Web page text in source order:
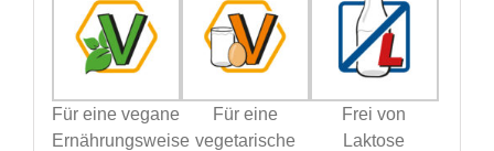
Für eine vegane
Ernährungsweise
Für eine
vegetarische
Frei von
Laktose